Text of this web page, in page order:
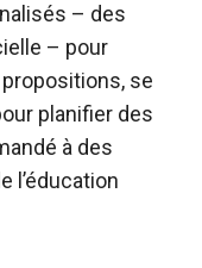
– des
– pour
se
planifier des
à des
l’éducation